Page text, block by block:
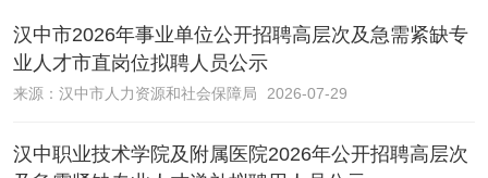
汉中市2026年事业单位公开招聘高层次及急需紧缺专
业人才市直岗位拟聘人员公示
来源： 汉中市人力资源和社会保障局 2026-07-29
汉中职业技术学院及附属医院2026年公开招聘高层次